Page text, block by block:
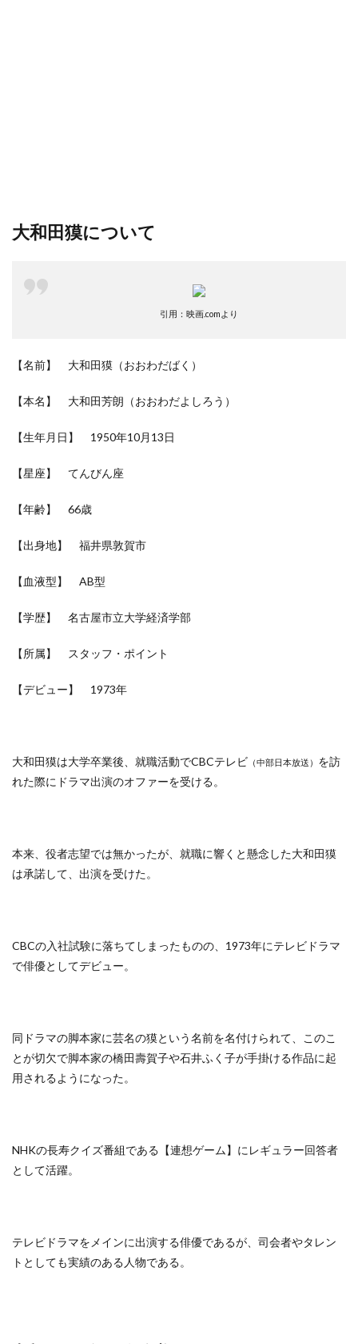
大和田獏について
引用：映画.comより
【名前】 大和田獏（おおわだばく）
【本名】 大和田芳朗（おおわだよしろう）
【生年月日】 1950年10月13日
【星座】 てんびん座
【年齢】 66歳
【出身地】 福井県敦賀市
【血液型】 AB型
【学歴】 名古屋市立大学経済学部
【所属】 スタッフ・ポイント
【デビュー】 1973年
大和田獏は大学卒業後、就職活動でCBCテレビ （中部日本放送） を訪
れた際にドラマ出演のオファーを受ける。
本来、役者志望では無かったが、就職に響くと懸念した大和田獏
は承諾して、出演を受けた。
CBCの入社試験に落ちてしまったものの、1973年にテレビドラマ
で俳優としてデビュー。
同ドラマの脚本家に芸名の獏という名前を名付けられて、このこ
とが切欠で脚本家の橋田壽賀子や石井ふく子が手掛ける作品に起
用されるようになった。
NHKの長寿クイズ番組である【連想ゲーム】にレギュラー回答者
として活躍。
テレビドラマをメインに出演する俳優であるが、司会者やタレン
トとしても実績のある人物である。